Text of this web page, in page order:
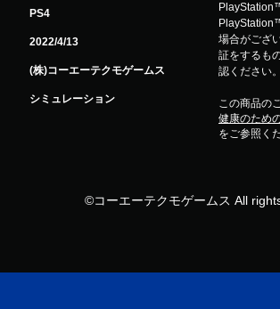
PS4
2022/4/13
(株)コーエーテクモゲームス
シミュレーション
場合がござ
証をするも
認ください。
この商品の
健康のため
をご参照く
©コーエーテクモゲームス All